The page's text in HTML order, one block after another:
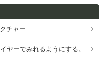
チャー
ヤーでみれるようにする。